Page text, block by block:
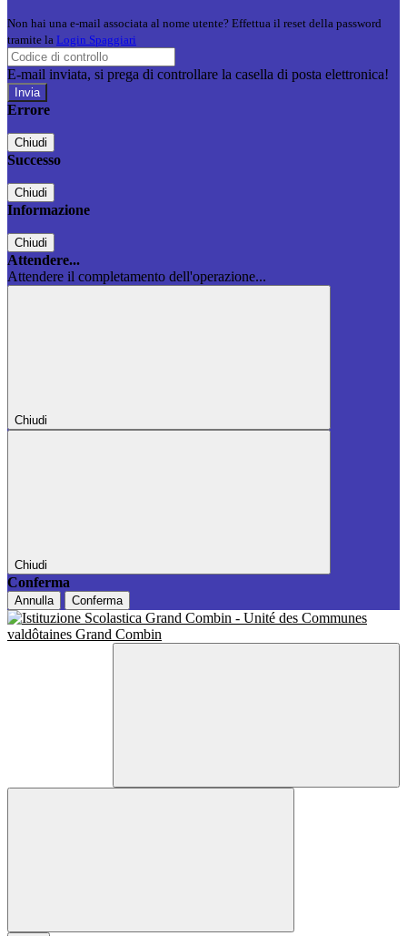
Non hai una e-mail associata al nome utente? Effettua il reset della password
tramite la Login Spaggiari
E-mail inviata, si prega di controllare la casella di posta elettronica!
Errore
Chiudi
Successo
Chiudi
Informazione
Chiudi
Attendere...
Attendere il completamento dell'operazione...
Chiudi
Chiudi
Conferma
Annulla Conferma